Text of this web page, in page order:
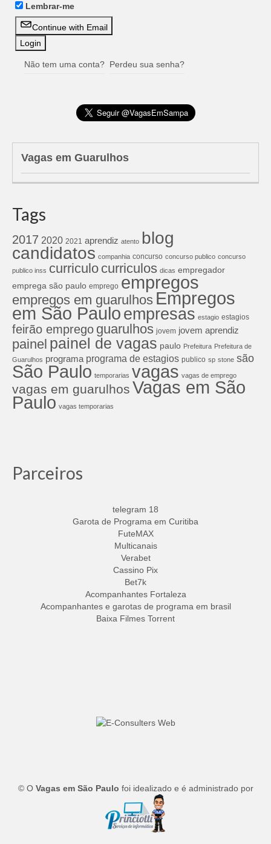
Lembrar-me
Continue with Email
Não tem uma conta? Perdeu sua senha?
Vagas em Guarulhos
Tags
2017 2020 2021 aprendiz atento blog
candidatos companhia concurso concurso publico concurso
publico inss curriculo curriculos dicas empregador
emprega são paulo emprego empregos
empregos em guarulhos Empregos
em São Pauloempresas estagio estagios
feirão emprego guarulhos jovem jovem aprendiz
painel painel de vagas paulo Prefeitura Prefeitura de
Guarulhos programa programa de estagios publico sp stone são
São Paulo temporarias vagas vagas de emprego
vagas em guarulhos Vagas em São
Paulo vagas temporarias
Parceiros
telegram 18
Garota de Programa em Curitiba
FuteMAX
Multicanais
Verabet
Cassino Pix
Bet7k
Acompanhantes Fortaleza
Acompanhantes e garotas de programa em brasil
Baixa Filmes Torrent
© O Vagas em São Paulo foi idealizado e é administrado por